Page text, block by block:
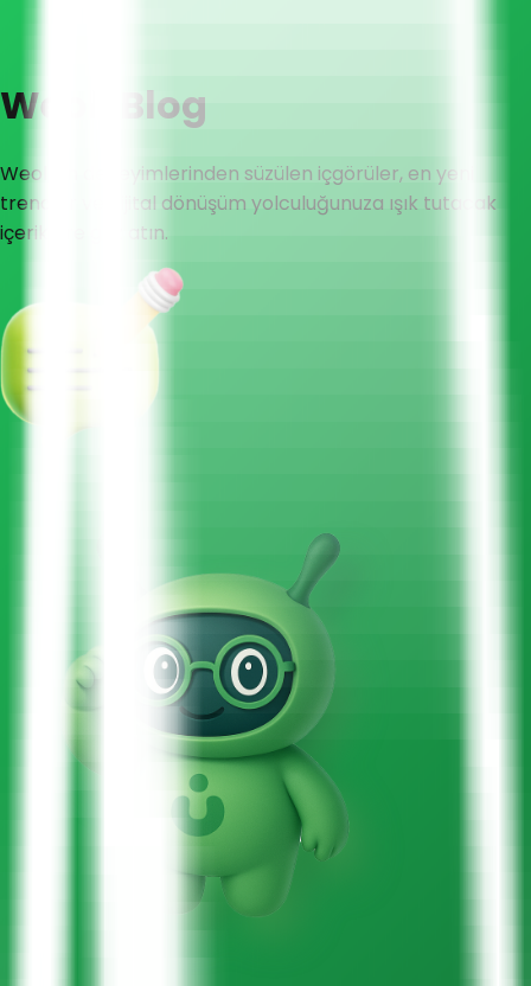
Weoll Blog
Weoll'un deneyimlerinden süzülen içgörüler, en yeni
trendler ve dijital dönüşüm yolculuğunuza ışık tutacak
içeriklere göz atın.